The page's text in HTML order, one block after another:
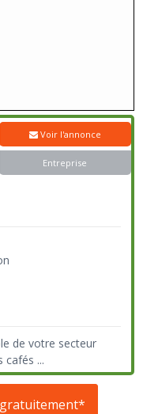
de votre secteur
cafés ...
Voir l'annonce
Entreprise